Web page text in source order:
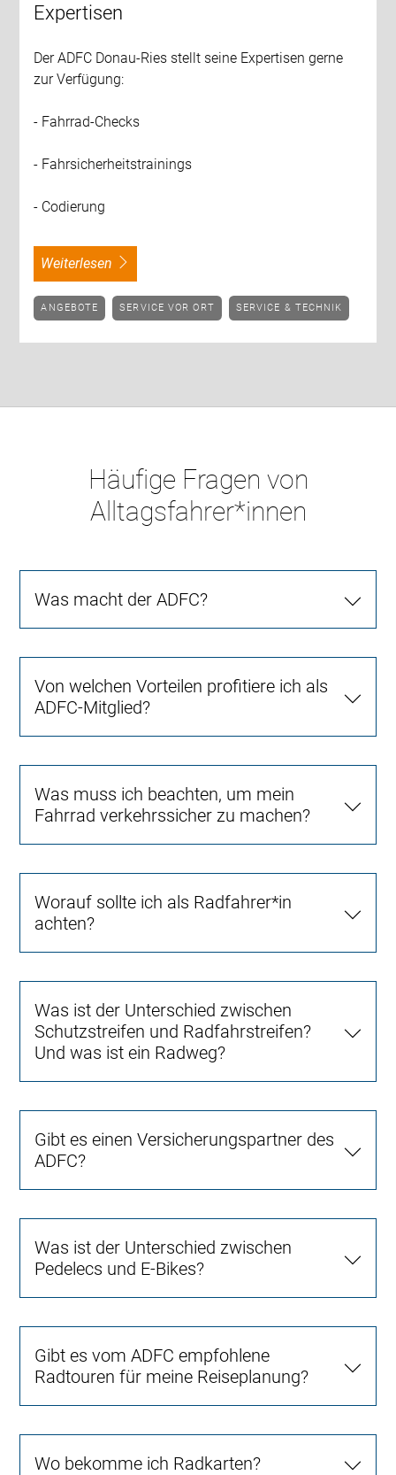
Expertisen
Der ADFC Donau-Ries stellt seine Expertisen gerne
zur Verfügung:
- Fahrrad-Checks
- Fahrsicherheitstrainings
- Codierung
weiterlesen
ANGEBOTE SERVICE VOR ORT SERVICE & TECHNIK
Häufige Fragen von
Alltagsfahrer*innen
Was macht der ADFC?
Von welchen Vorteilen profitiere ich als
ADFC-Mitglied?
Was muss ich beachten, um mein
Fahrrad verkehrssicher zu machen?
Worauf sollte ich als Radfahrer*in
achten?
Was ist der Unterschied zwischen
Schutzstreifen und Radfahrstreifen?
Und was ist ein Radweg?
Gibt es einen Versicherungspartner des
ADFC?
Was ist der Unterschied zwischen
Pedelecs und E-Bikes?
Gibt es vom ADFC empfohlene
Radtouren für meine Reiseplanung?
Wo bekomme ich Radkarten?